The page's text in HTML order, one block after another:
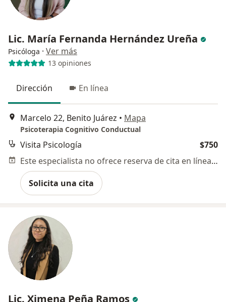
Lic. María Fernanda Hernández Ureña
Psicóloga · Ver más
13 opiniones
Dirección En línea
Marcelo 22, Benito Juárez • Mapa
Psicoterapia Cognitivo Conductual
Visita Psicología
$750
Este especialista no ofrece reserva de cita en línea en esta dirección.
Solicita una cita
Lic. Ximena Peña Ramos